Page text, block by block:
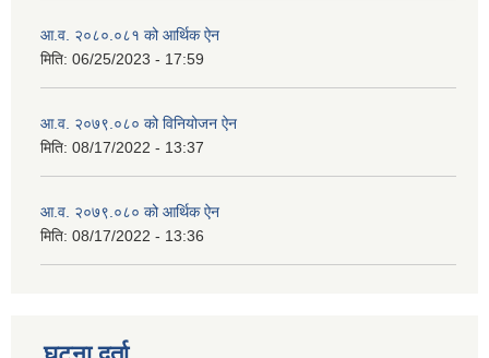
आ.व. २०८०.०८१ को आर्थिक ऐन
मिति: 06/25/2023 - 17:59
आ.व. २०७९.०८० को विनियोजन ऐन
मिति: 08/17/2022 - 13:37
आ.व. २०७९.०८० को आर्थिक ऐन
मिति: 08/17/2022 - 13:36